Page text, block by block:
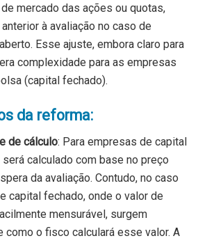
mercado das ações ou quotas,
à avaliação no caso de
Esse ajuste, embora claro para
complexidade para as empresas
(capital fechado).
da reforma:
de cálculo: Para empresas de capital
calculado com base no preço
da avaliação. Contudo, no caso
capital fechado, onde o valor de
mensurável, surgem
como o fisco calculará esse valor. A